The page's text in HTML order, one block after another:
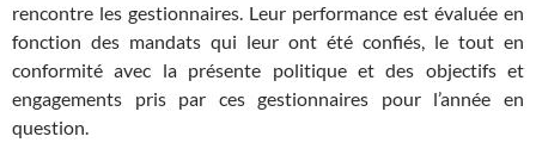
rencontre les gestionnaires. Leur performance est évaluée en
fonction des mandats qui leur ont été confiés, le tout en
conformité avec la présente politique et des objectifs et
engagements pris par ces gestionnaires pour l’année en
question.